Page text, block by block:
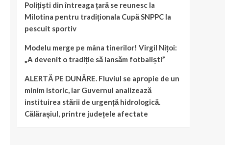
Polițiști din întreaga țară se reunesc la
Milotina pentru tradiționala Cupă SNPPC la
pescuit sportiv
Modelu merge pe mâna tinerilor! Virgil Nițoi:
„A devenit o tradiție să lansăm fotbaliști”
ALERTĂ PE DUNĂRE. Fluviul se apropie de un
minim istoric, iar Guvernul analizează
instituirea stării de urgență hidrologică.
Călărașiul, printre județele afectate